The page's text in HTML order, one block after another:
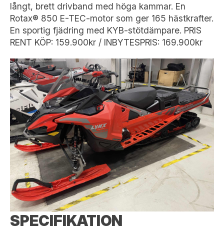
långt, brett drivband med höga kammar. En
Rotax® 850 E-TEC-motor som ger 165 hästkrafter.
En sportig fjädring med KYB-stötdämpare. PRIS
RENT KÖP: 159.900kr / INBYTESPRIS: 169.900kr
SPECIFIKATION